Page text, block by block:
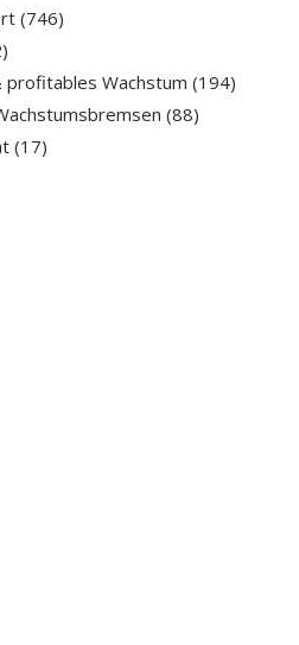
(746)
profitables Wachstum (194)
(88)
(17)